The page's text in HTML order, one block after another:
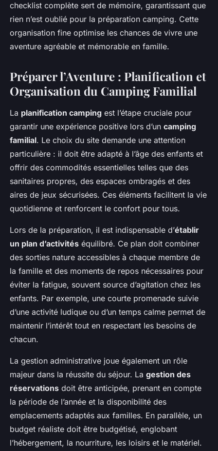
checklist complète sert de mémoire, garantissant que
rien n’est oublié pour la préparation camping. Cette
organisation fine optimise les chances de vivre une
aventure agréable et mémorable en famille.
Préparer l’Aventure : Planification et
Organisation du Camping Familial
La planification camping est l’étape cruciale pour
garantir une expérience positive lors d’un camping
familial. Le choix du site demande une attention
particulière : il doit être adapté à l’âge des enfants et
offrir des commodités essentielles telles que des
sanitaires propres, des espaces ombragés et des
aires de jeux sécurisées. Ces éléments facilitent la vie
quotidienne et renforcent le confort pour tous.
Lors de la préparation, il est indispensable d’établir
un plan d’activités équilibré. Ce plan doit combiner
des sorties nature accessibles à chaque membre de
la famille et des moments de repos nécessaires pour
éviter la fatigue, souvent source d’agitation chez les
enfants. Par exemple, une courte promenade suivie
d’une activité ludique ou d’un temps calme permet de
maintenir l’intérêt tout en respectant les besoins de
chacun.
La gestion administrative joue également un rôle
majeur dans la réussite du séjour. La gestion des
réservations doit être anticipée, prenant en compte
la période de l’année et la disponibilité des
emplacements adaptés aux familles. En parallèle, un
budget réaliste doit être budgétisé, englobant
l’hébergement, la nourriture, les loisirs et le matériel.